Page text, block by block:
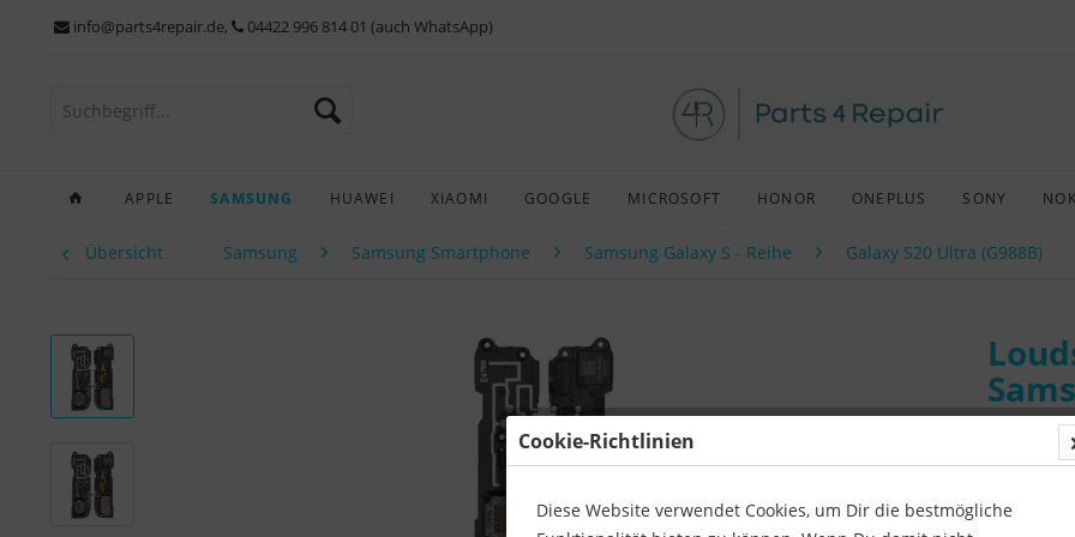
info@parts4repair.de, 04422 996 814 01 (auch WhatsApp)
APPLE SAMSUNG HUAWEI XIAOMI GOOGLE MICROSOFT HONOR ONEPLUS SONY
Übersicht Samsung Samsung Smartphone Samsung Galaxy S - Reihe Galaxy S20 Ultra (G988B)
Cookie-Richtlinien
Diese Website verwendet Cookies, um Dir die bestmögliche